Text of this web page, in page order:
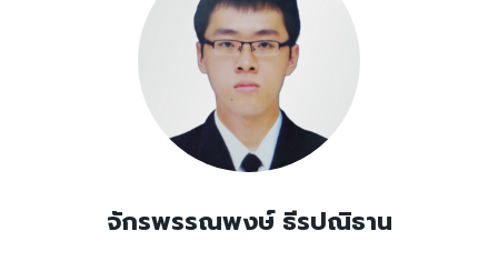
จักรพรรณพงษ์ ธีรปณิธาน